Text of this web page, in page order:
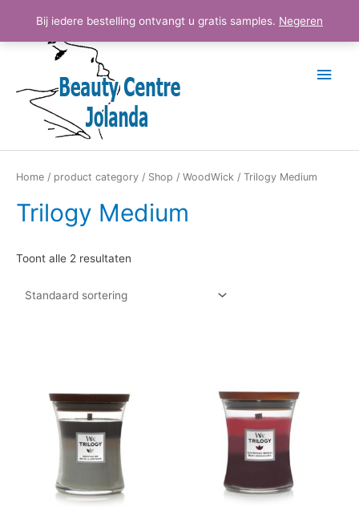
Bij iedere bestelling ontvangt u gratis samples. Negeren
Home / product category / Shop / WoodWick / Trilogy Medium
Trilogy Medium
Toont alle 2 resultaten